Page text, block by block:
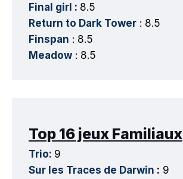
Final girl : 8.5
Return to Dark Tower : 8.5
Finspan : 8.5
Meadow : 8.5
Top 16 jeux Familiaux
Trio: 9
Sur les Traces de Darwin : 9